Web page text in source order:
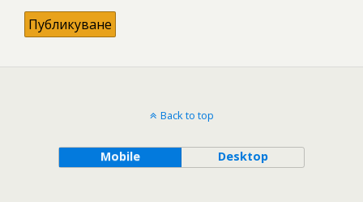
Back to top
Mobile Desktop